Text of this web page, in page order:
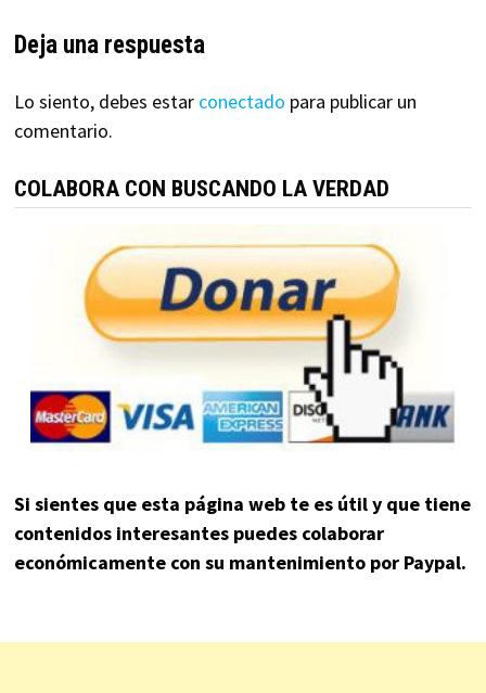
Deja una respuesta
Lo siento, debes estar conectado para publicar un
comentario.
COLABORA CON BUSCANDO LA VERDAD
Si sientes que esta página web te es útil y que tiene
contenidos interesantes puedes colaborar
económicamente con su mantenimiento por Paypal.